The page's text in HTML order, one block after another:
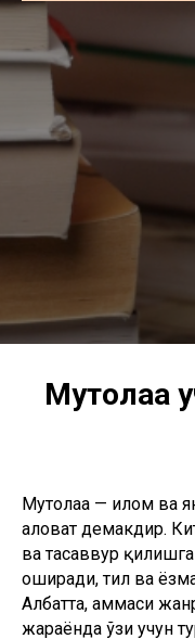
Мутолаа
Мутолаа — илҳом ва
ҳаловат демакдир.
ва тасаввур
оширади, тил ва
Албатта, ҳаммаси
жараёнда ўзи учун